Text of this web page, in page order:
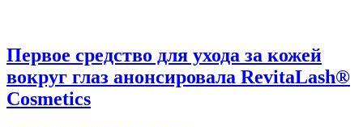
Первое средство для ухода за кожей
вокруг глаз анонсировала RevitaLash®
Cosmetics